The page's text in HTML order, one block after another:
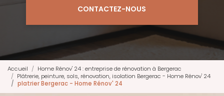
CONTACTEZ-NOUS
Accueil
Home Rénov' 24 : entreprise de rénovation à Bergerac
Plâtrerie, peinture, sols, rénovation, isolation Bergerac - Home Rénov' 24
platrier Bergerac - Home Rénov' 24